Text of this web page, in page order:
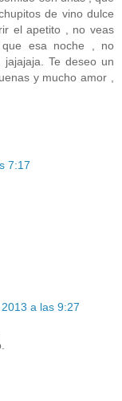
de vino dulce
el apetito , no veas
esa noche , no
Te deseo un
y mucho amor ,
7:17
a las 9:27